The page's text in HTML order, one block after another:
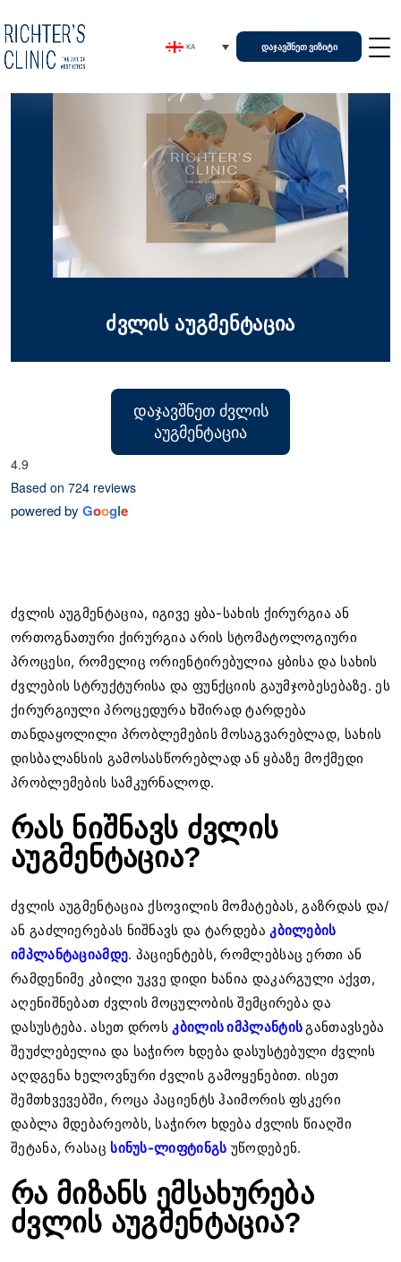
KA ᲓᲐᲯᲐᲕᲨᲜᲔᲗ ᲕᲘᲖᲘᲢᲘ
ძვლის აუგმენტაცია
ᲓᲐᲯᲐᲕᲨᲜᲔᲗ ᲫᲕᲚᲘᲡ
ᲐᲣᲒᲛᲔᲜᲢᲐᲪᲘᲐ
4.9
Based on 724 reviews
powered by Google
ძვლის აუგმენტაცია, იგივე ყბა-სახის ქირურგია ან
ორთოგნათური ქირურგია არის სტომატოლოგიური
პროცესი, რომელიც ორიენტირებულია ყბისა და სახის
ძვლების სტრუქტურისა და ფუნქციის გაუმჯობესებაზე. ეს
ქირურგიული პროცედურა ხშირად ტარდება
თანდაყოლილი პრობლემების მოსაგვარებლად, სახის
დისბალანსის გამოსასწორებლად ან ყბაზე მოქმედი
პრობლემების სამკურნალოდ.
რას ნიშნავს ძვლის
აუგმენტაცია?
ძვლის აუგმენტაცია ქსოვილის მომატებას, გაზრდას და/
ან გაძლიერებას ნიშნავს და ტარდებაკბილების
იმპლანტაციამდე. პაციენტებს, რომლებსაც ერთი ან
რამდენიმე კბილი უკვე დიდი ხანია დაკარგული აქვთ,
აღენიშნებათ ძვლის მოცულობის შემცირება და
დასუსტება. ასეთ დროსკბილის იმპლანტისგანთავსება
შეუძლებელია და საჭირო ხდება დასუსტებული ძვლის
აღდგენა ხელოვნური ძვლის გამოყენებით. ისეთ
შემთხვევებში, როცა პაციენტს ჰაიმორის ფსკერი
დაბლა მდებარეობს, საჭირო ხდება ძვლის წიაღში
შეტანა, რასაც სინუს-ლიფტინგს უწოდებენ.
რა მიზანს ემსახურება
ძვლის აუგმენტაცია?